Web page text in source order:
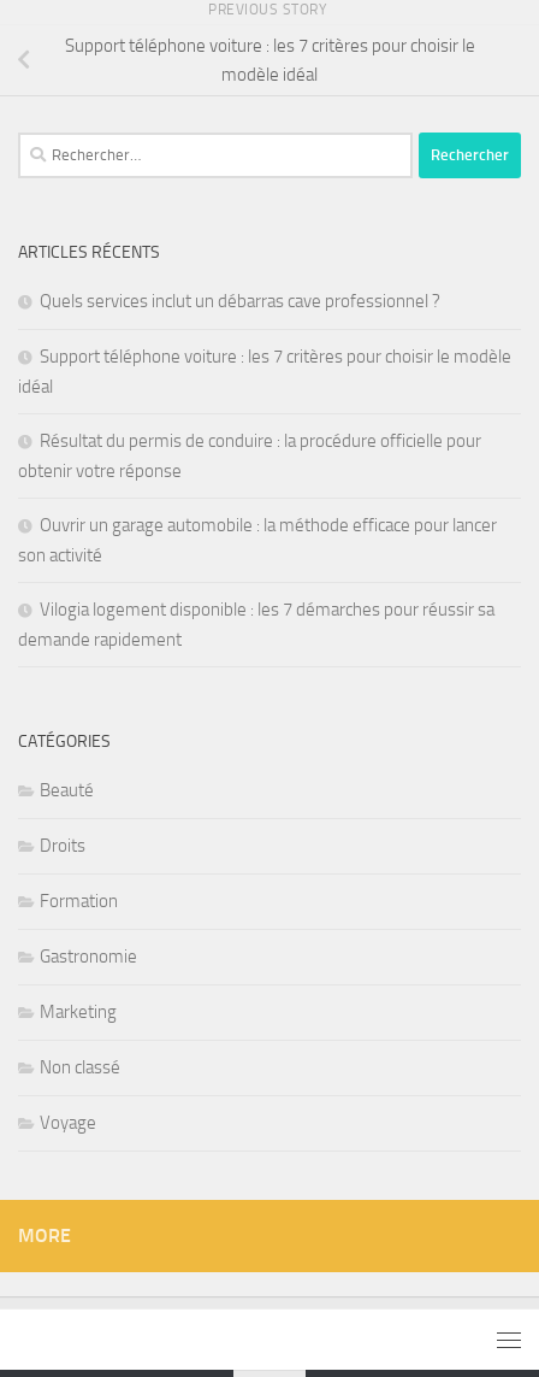
PREVIOUS STORY
Support téléphone voiture : les 7 critères pour choisir le
modèle idéal
ARTICLES RÉCENTS
Quels services inclut un débarras cave professionnel ?
Support téléphone voiture : les 7 critères pour choisir le modèle
idéal
Résultat du permis de conduire : la procédure officielle pour
obtenir votre réponse
Ouvrir un garage automobile : la méthode efficace pour lancer
son activité
Vilogia logement disponible : les 7 démarches pour réussir sa
demande rapidement
CATÉGORIES
Beauté
Droits
Formation
Gastronomie
Marketing
Non classé
Voyage
MORE